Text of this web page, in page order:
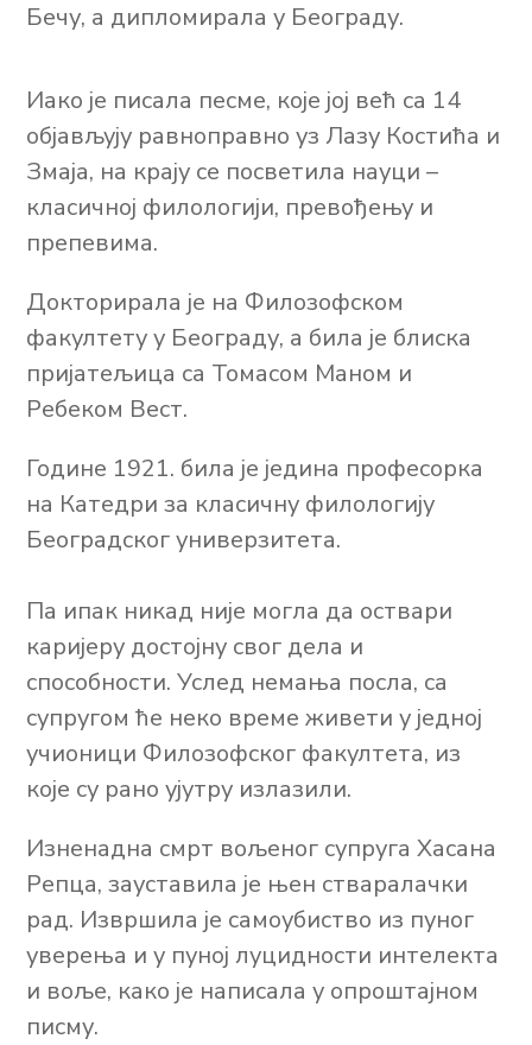
Бечу, а дипломирала у Београду.
Иако је писала песме, које јој већ са 14
објављују равноправно уз Лазу Костића и
Змаја, на крају се посветила науци –
класичној филологији, превођењу и
препевима.
Докторирала је на Филозофском
факултету у Београду, а била је блиска
пријатељица са Томасом Маном и
Ребеком Вест.
Године 1921. била је једина професорка
на Катедри за класичну филологију
Београдског универзитета.
Па ипак никад није могла да оствари
каријеру достојну свог дела и
способности. Услед немања посла, са
супругом ће неко време живети у једној
учионици Филозофског факултета, из
које су рано ујутру излазили.
Изненадна смрт вољеног супруга Хасана
Репца, зауставила је њен стваралачки
рад. Извршила је самоубиство из пуног
уверења и у пуној луцидности интелекта
и воље, како је написала у опроштајном
писму.